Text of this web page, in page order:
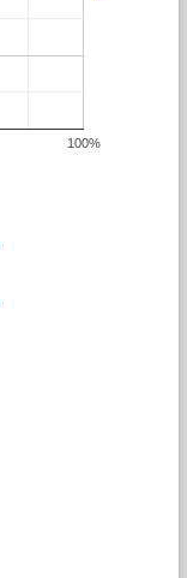
100%